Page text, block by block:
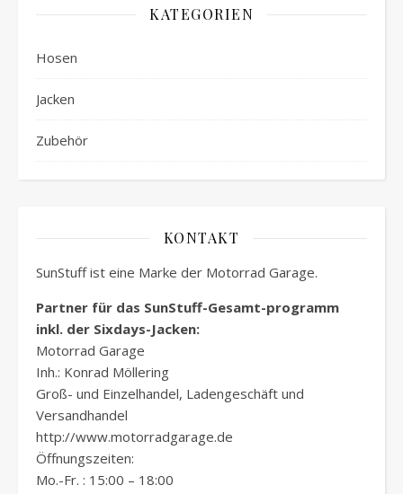
KATEGORIEN
Hosen
Jacken
Zubehör
KONTAKT
SunStuff ist eine Marke der Motorrad Garage.
Partner für das SunStuff-Gesamt-programm
inkl. der Sixdays-Jacken:
Motorrad Garage
Inh.: Konrad Möllering
Groß- und Einzelhandel, Ladengeschäft und
Versandhandel
http://www.motorradgarage.de
Öffnungszeiten:
Mo.-Fr. : 15:00 – 18:00